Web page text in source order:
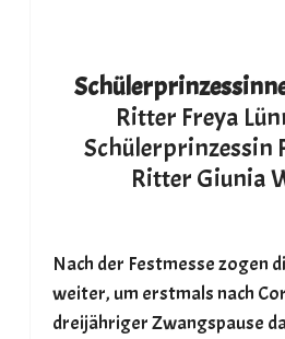
Ritter Freya
Schülerprinzessin
Ritter Giunia
Nach der Festmesse zogen
weiter, um erstmals nach
dreijähriger Zwangspause